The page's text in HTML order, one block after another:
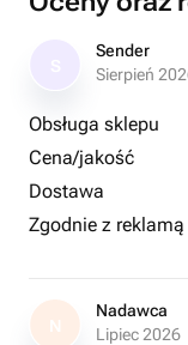
Закажите этот
вашему празднику!
Sender
Sierpień
Obsługa sklepu
Cena/jakość
Dostawa
Zgodnie z reklamą
N
Nadawca
Lipiec 2026